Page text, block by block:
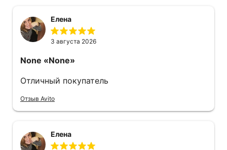
Елена
3 августа 2026
None «None»
Отличный покупатель
Отзыв Avito
Елена